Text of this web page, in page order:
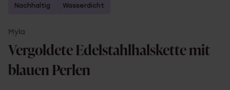
Nachhaltig Wasserdicht
Myla
Vergoldete Edelstahlhalskette mit
blauen Perlen